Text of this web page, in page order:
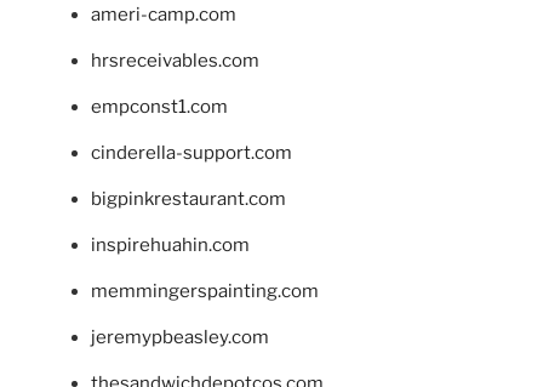
ameri-camp.com
hrsreceivables.com
empconst1.com
cinderella-support.com
bigpinkrestaurant.com
inspirehuahin.com
memmingerspainting.com
jeremypbeasley.com